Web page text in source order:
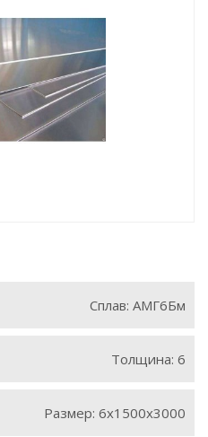
Сплав: АМГ6Бм
Толщина: 6
Размер: 6х1500х3000